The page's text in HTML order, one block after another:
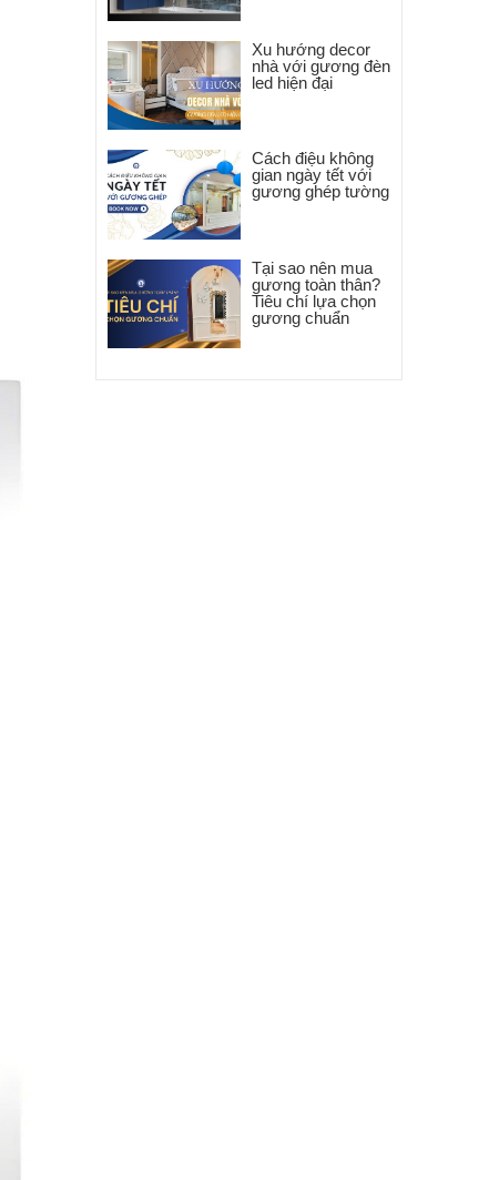
Xu hướng decor
nhà với gương đèn
led hiện đại
Cách điệu không
gian ngày tết với
gương ghép tường
Tại sao nên mua
gương toàn thân?
Tiêu chí lựa chọn
gương chuẩn